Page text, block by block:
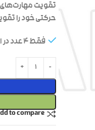
تقویت
حرکتی خود را
فقط 4 عدد در انبار موجود است
to compare